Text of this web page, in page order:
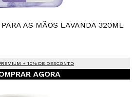
AS MÃOS LAVANDA 320ML
+ 10% DE DESCONTO
AGORA